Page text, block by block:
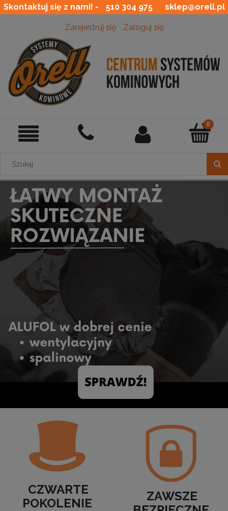
Skontaktuj się z nami! - 510 304 975 sklep@orell.pl
Zarejestruj się Zaloguj się
CZWARTE
POKOLENIE
ZAWSZE